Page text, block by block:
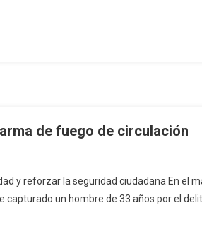
de fuego de circulación
y reforzar la seguridad ciudadana En el
un hombre de 33 años por el